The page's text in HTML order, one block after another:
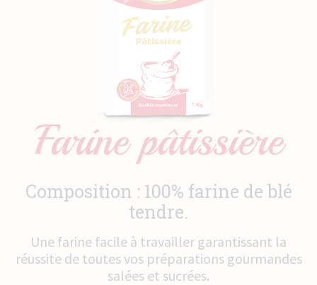
Engagements
Catalogues
Actualités
Contact
Farine pâtissière
Composition : 100% farine de blé
tendre.
Une farine facile à travailler garantissant la
réussite de toutes vos préparations gourmandes
salées et sucrées.